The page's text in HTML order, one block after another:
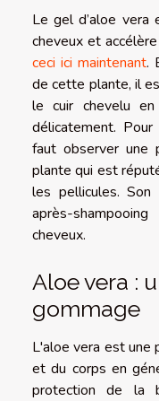
Le gel d’aloe vera
cheveux et
ceci ici maintenant.
de cette plante, il
le cuir chevelu
délicatement.
faut observer une
plante qui est
les pellicules.
après-
cheveux.
Aloe vera :
gommage
L'aloe vera est une
et du corps en
protection de la